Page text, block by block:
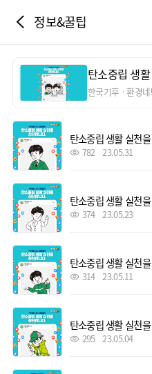
정보&꿀팁
탄소중립 생
한국기후ㆍ환경
탄소중립 생활 실천
782 23.05.31
탄소중립 생활 실천
374 23.05.23
탄소중립 생활 실천
314 23.05.11
탄소중립 생활 실천
295 23.05.04